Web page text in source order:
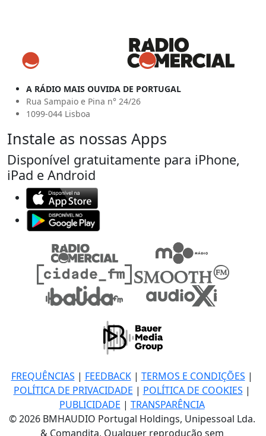
A RÁDIO MAIS OUVIDA DE PORTUGAL
Rua Sampaio e Pina n° 24/26
1099-044 Lisboa
Instale as nossas Apps
Disponível gratuitamente para iPhone,
iPad e Android
FREQUÊNCIAS | FEEDBACK| TERMOS E CONDIÇÕES |
POLÍTICA DE PRIVACIDADE | POLÍTICA DE COOKIES |
PUBLICIDADE | TRANSPARÊNCIA
© 2026 BMHAUDIO Portugal Holdings, Unipessoal Lda.
& Comandita, Qualquer reprodução sem